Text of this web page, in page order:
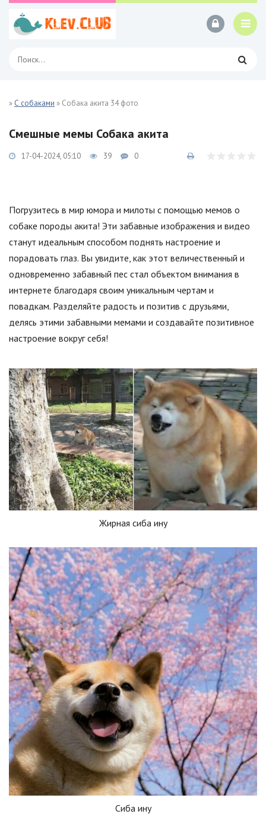
» С собаками » Собака акита 34 фото
Смешные мемы Собака акита
17-04-2024, 05:10 39 0
Погрузитесь в мир юмора и милоты с помощью мемов о
собаке породы акита! Эти забавные изображения и видео
станут идеальным способом поднять настроение и
порадовать глаз. Вы увидите, как этот величественный и
одновременно забавный пес стал объектом внимания в
интернете благодаря своим уникальным чертам и
повадкам. Разделяйте радость и позитив с друзьями,
делясь этими забавными мемами и создавайте позитивное
настроение вокруг себя!
Жирная сиба ину
Сиба ину